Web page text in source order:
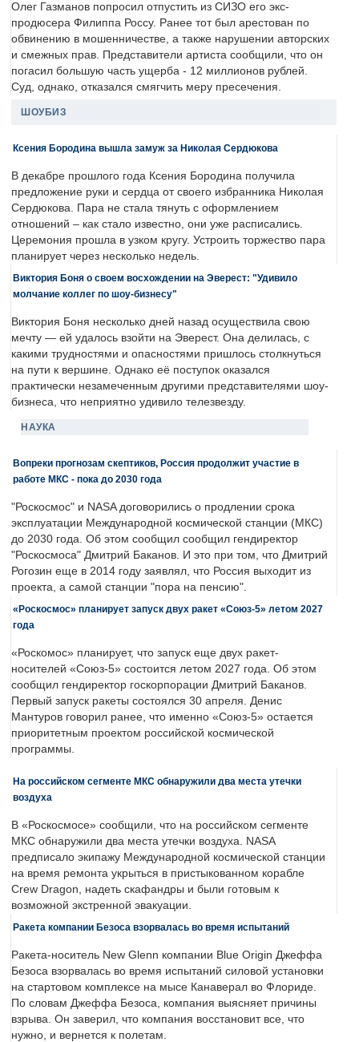
Олег Газманов попросил отпустить из СИЗО его экс-
продюсера Филиппа Россу. Ранее тот был арестован по
обвинению в мошенничестве, а также нарушении авторских
и смежных прав. Представители артиста сообщили, что он
погасил большую часть ущерба - 12 миллионов рублей.
Суд, однако, отказался смягчить меру пресечения.
ШОУБИЗ
Ксения Бородина вышла замуж за Николая Сердюкова
В декабре прошлого года Ксения Бородина получила
предложение руки и сердца от своего избранника Николая
Сердюкова. Пара не стала тянуть с оформлением
отношений – как стало известно, они уже расписались.
Церемония прошла в узком кругу. Устроить торжество пара
планирует через несколько недель.
Виктория Боня о своем восхождении на Эверест: "Удивило
молчание коллег по шоу-бизнесу"
Виктория Боня несколько дней назад осуществила свою
мечту — ей удалось взойти на Эверест. Она делилась, с
какими трудностями и опасностями пришлось столкнуться
на пути к вершине. Однако её поступок оказался
практически незамеченным другими представителями шоу-
бизнеса, что неприятно удивило телезвезду.
НАУКА
Вопреки прогнозам скептиков, Россия продолжит участие в
работе МКС - пока до 2030 года
"Роскосмос" и NASA договорились о продлении срока
эксплуатации Международной космической станции (МКС)
до 2030 года. Об этом сообщил сообщил гендиректор
"Роскосмоса" Дмитрий Баканов. И это при том, что Дмитрий
Рогозин еще в 2014 году заявлял, что Россия выходит из
проекта, а самой станции "пора на пенсию".
«Роскосмос» планирует запуск двух ракет «Союз-5» летом 2027
года
«Роскомос» планирует, что запуск еще двух ракет-
носителей «Союз-5» состоится летом 2027 года. Об этом
сообщил гендиректор госкорпорации Дмитрий Баканов.
Первый запуск ракеты состоялся 30 апреля. Денис
Мантуров говорил ранее, что именно «Союз-5» остается
приоритетным проектом российской космической
программы.
На российском сегменте МКС обнаружили два места утечки
воздуха
В «Роскосмосе» сообщили, что на российском сегменте
МКС обнаружили два места утечки воздуха. NASA
предписало экипажу Международной космической станции
на время ремонта укрыться в пристыкованном корабле
Crew Dragon, надеть скафандры и были готовым к
возможной экстренной эвакуации.
Ракета компании Безоса взорвалась во время испытаний
Ракета-носитель New Glenn компании Blue Origin Джеффа
Безоса взорвалась во время испытаний силовой установки
на стартовом комплексе на мысе Канаверал во Флориде.
По словам Джеффа Безоса, компания выясняет причины
взрыва. Он заверил, что компания восстановит все, что
нужно, и вернется к полетам.